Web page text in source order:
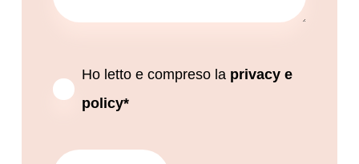
Ho letto e compreso la privacy e
policy*